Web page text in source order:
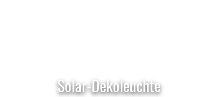
Solar-Dekoleuchte